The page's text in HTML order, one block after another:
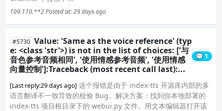
109.110.**2Posted at: 29 days ago
#5730 Value: 'Same as the voice reference' (typ
e: <class 'str'>) is not in the list of choices: ['与
音色参考音频相同', '使用情感参考音频', '使用情感
向量控制']:Traceback (most recent call last):...
💬 1
[Last reply:29 days ago] 这个报错是由于 index-tts 开源库内部的多
语言翻译不一致导致的校验 Bug。解决方案：找到你本地部署的
index-tts 项目根目录下的 webui.py 文件。用文本编辑器打开该